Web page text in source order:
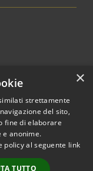
© 2026 • Comune di
Borghi • Powered by
• Accesso
×
strettamente
del sito,
fine di elaborare
e anonime.
policy al seguente link
TUTTO